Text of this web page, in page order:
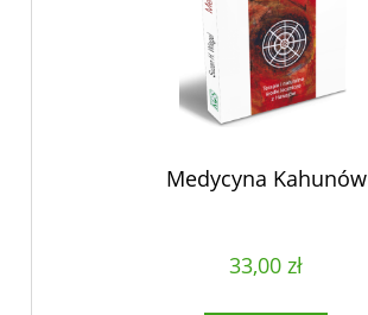
Medycyna Kahunów
33,00 zł